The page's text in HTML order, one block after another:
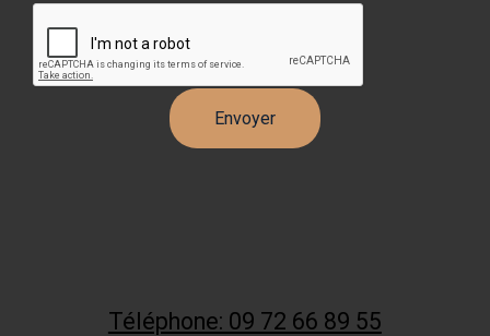
Téléphone: 09 72 66 89 55